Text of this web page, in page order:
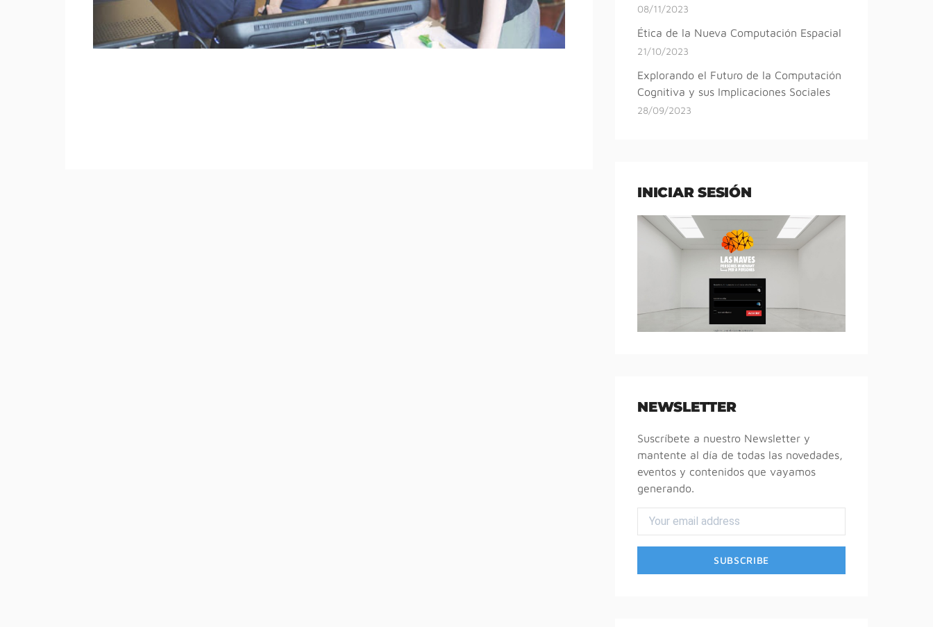
08/11/2023
Ética de la Nueva Computación Espacial
21/10/2023
Explorando el Futuro de la Computación
Cognitiva y sus Implicaciones Sociales
28/09/2023
INICIAR SESIÓN
NEWSLETTER
Suscríbete a nuestro Newsletter y
mantente al día de todas las novedades,
eventos y contenidos que vayamos
generando.